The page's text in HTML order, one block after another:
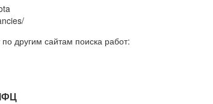
другим сайтам поиска работ: